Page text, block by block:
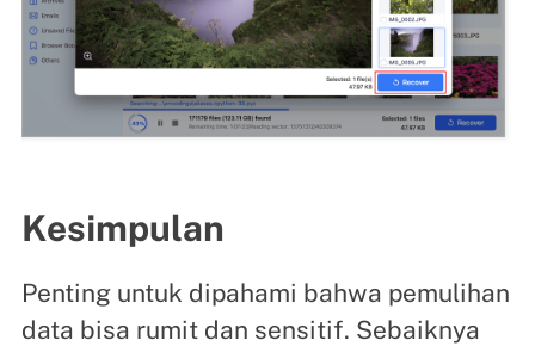
Kesimpulan
Penting untuk dipahami bahwa pemulihan
data bisa rumit dan sensitif. Sebaiknya